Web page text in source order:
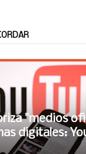
"medios
digitales: